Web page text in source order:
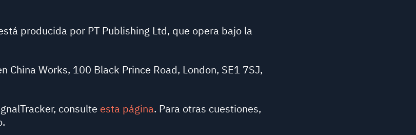
producida por PT Publishing Ltd, que opera bajo la
China Works, 100 Black Prince Road, London, SE1 7SJ,
consulte esta página. Para otras cuestiones,